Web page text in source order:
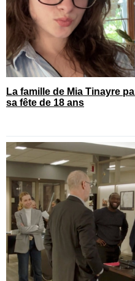
La famille de Mia Tinayre
sa fête de 18 ans